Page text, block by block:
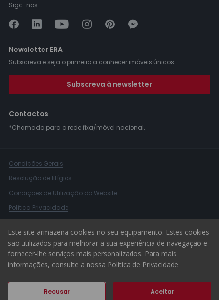
Siga-nos:
Newsletter ERA
Subscreva e seja o primeiro a conhecer imóveis únicos.
Subscreva à newsletter
Contactos
*Chamada para a rede fixa/móvel nacional.
Condições Gerais
Resolução de litígios
Condições de Utilização do Website
Política Privacidade
Canal de Denúncias
© 2026 ERA Portugal
Este site armazena cookies no seu equipamento. Estes cookies
são utilizados para melhorar a sua experiência de navegação e
fornecer-lhe serviços mais personalizados. Para mais
informações, consulte a nossa Política de Privacidade
Recusar Aceitar